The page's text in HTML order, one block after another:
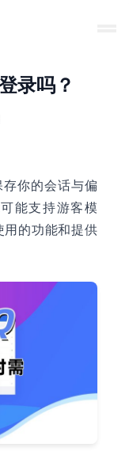
录吗？
你的会话与偏
能支持游客模
的功能和提供